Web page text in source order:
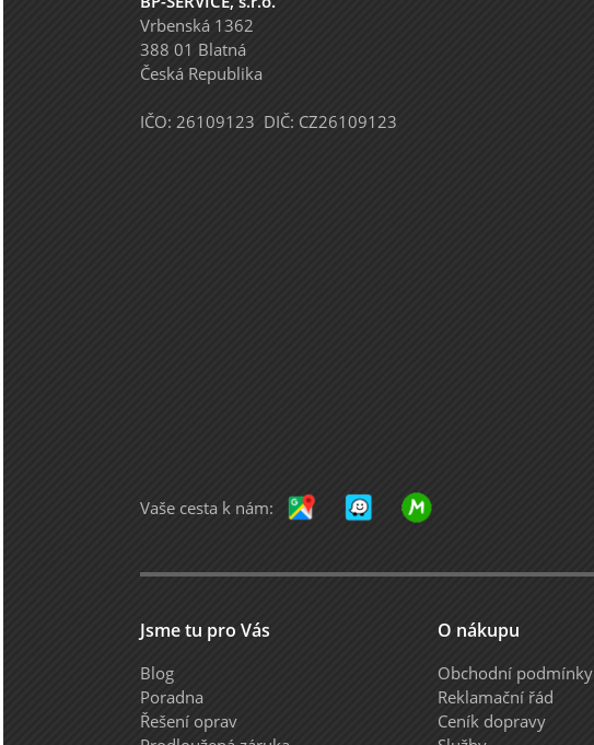
Vrbenská 1362
388 01 Blatná
Česká Republika
IČO: 26109123 DIČ: CZ26109123
Vaše cesta k nám:
Jsme tu pro Vás
Blog
Poradna
Řešení oprav
O nákupu
Obchodní podmínky
Reklamační řád
Ceník dopravy